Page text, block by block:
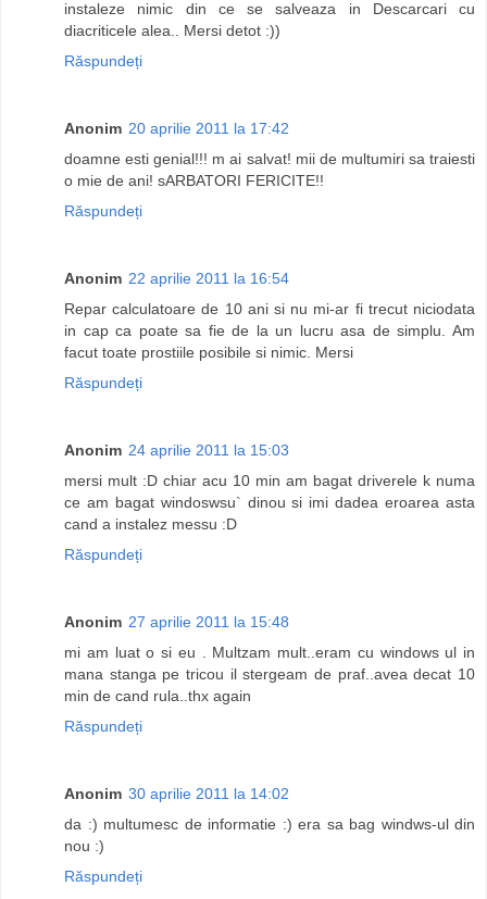
instaleze nimic din ce se salveaza in Descarcari cu
diacriticele alea.. Mersi detot :))
Răspundeți
Anonim 20 aprilie 2011 la 17:42
doamne esti genial!!! m ai salvat! mii de multumiri sa traiesti
o mie de ani! sARBATORI FERICITE!!
Răspundeți
Anonim 22 aprilie 2011 la 16:54
Repar calculatoare de 10 ani si nu mi-ar fi trecut niciodata
in cap ca poate sa fie de la un lucru asa de simplu. Am
facut toate prostiile posibile si nimic. Mersi
Răspundeți
Anonim 24 aprilie 2011 la 15:03
mersi mult :D chiar acu 10 min am bagat driverele k numa
ce am bagat windoswsu` dinou si imi dadea eroarea asta
cand a instalez messu :D
Răspundeți
Anonim 27 aprilie 2011 la 15:48
mi am luat o si eu . Multzam mult..eram cu windows ul in
mana stanga pe tricou il stergeam de praf..avea decat 10
min de cand rula..thx again
Răspundeți
Anonim 30 aprilie 2011 la 14:02
da :) multumesc de informatie :) era sa bag windws-ul din
nou :)
Răspundeți